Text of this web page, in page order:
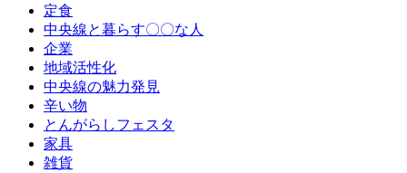
定食
中央線と暮らす〇〇な人
企業
地域活性化
中央線の魅力発見
辛い物
とんがらしフェスタ
家具
雑貨